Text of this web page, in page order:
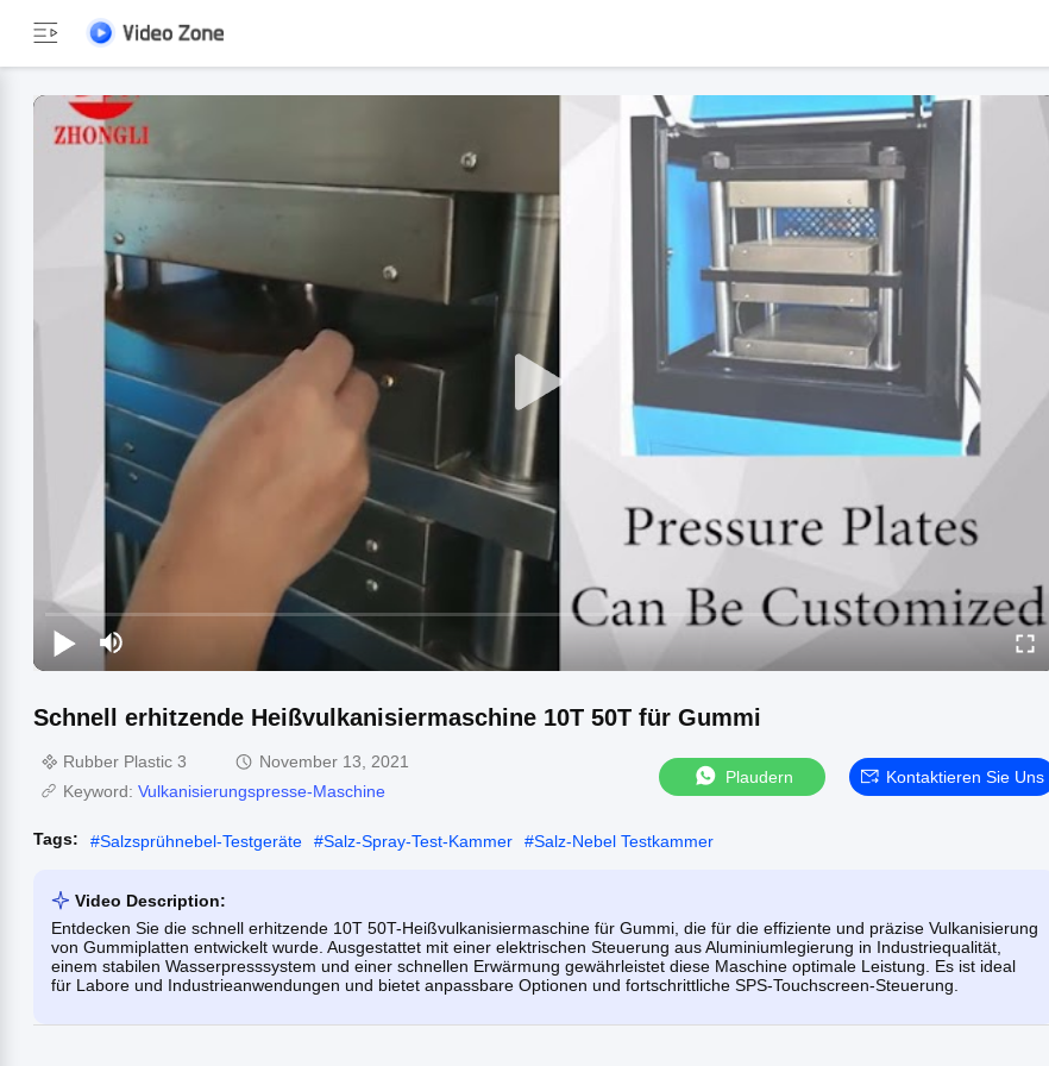
Schnell erhitzende Heißvulkanisiermaschine 10T 50T für Gummi
Rubber Plastic 3
November 13, 2021
Keyword: Vulkanisierungspresse-Maschine
Plaudern Kontaktieren Sie Uns
Tags: #Salzsprühnebel-Testgeräte #Salz-Spray-Test-Kammer #Salz-Nebel Testkammer
Video Description:
Entdecken Sie die schnell erhitzende 10T 50T-Heißvulkanisiermaschine für Gummi, die für die effiziente und präzise Vulkanisierung
von Gummiplatten entwickelt wurde. Ausgestattet mit einer elektrischen Steuerung aus Aluminiumlegierung in Industriequalität,
einem stabilen Wasserpresssystem und einer schnellen Erwärmung gewährleistet diese Maschine optimale Leistung. Es ist ideal
für Labore und Industrieanwendungen und bietet anpassbare Optionen und fortschrittliche SPS-Touchscreen-Steuerung.